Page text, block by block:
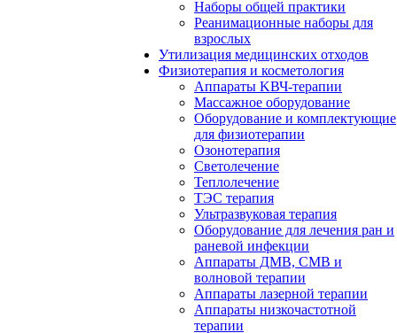
Наборы общей практики
Реанимационные наборы для
взрослых
Утилизация медицинских отходов
Физиотерапия и косметология
Аппараты KВЧ-терапии
Массажное оборудование
Оборудование и комплектующие
для физиотерапии
Озонотерапия
Светолечение
Теплолечение
ТЭС терапия
Ультразвуковая терапия
Оборудование для лечения ран и
раневой инфекции
Аппараты ДМВ, СМВ и
волновой терапии
Аппараты лазерной терапии
Аппараты низкочастотной
терапии